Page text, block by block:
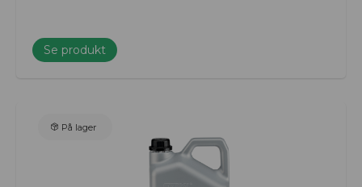
Se produkt
På lager